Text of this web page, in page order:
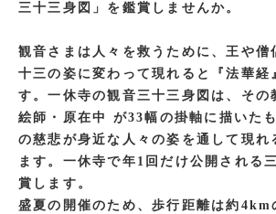
三十三身図」を鑑賞しませんか。
観音さまは人々を救うために、王や僧
十三の姿に変わって現れると『法華経
す。一休寺の観音三十三身図は、その
絵師・原在中 が33幅の掛軸に描いた
の慈悲が身近な人々の姿を通して現れ
ます。一休寺で年1回だけ公開される
賞します。
盛夏の開催のため、歩行距離は約4km